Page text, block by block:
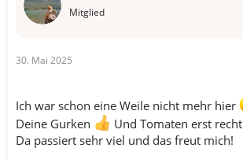
o
n
:
Mitglied
30. Mai 2025
Ich war schon eine Weile nicht mehr hier
Deine Gurken
Und Tomaten erst recht
Da passiert sehr viel und das freut mich!